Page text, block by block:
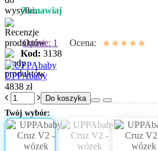
Zamawiaj
Opinie: 1
Ocena:
Kod: 3138
UPPAbaby
4838 zł
Do koszyka
Twój wybór: